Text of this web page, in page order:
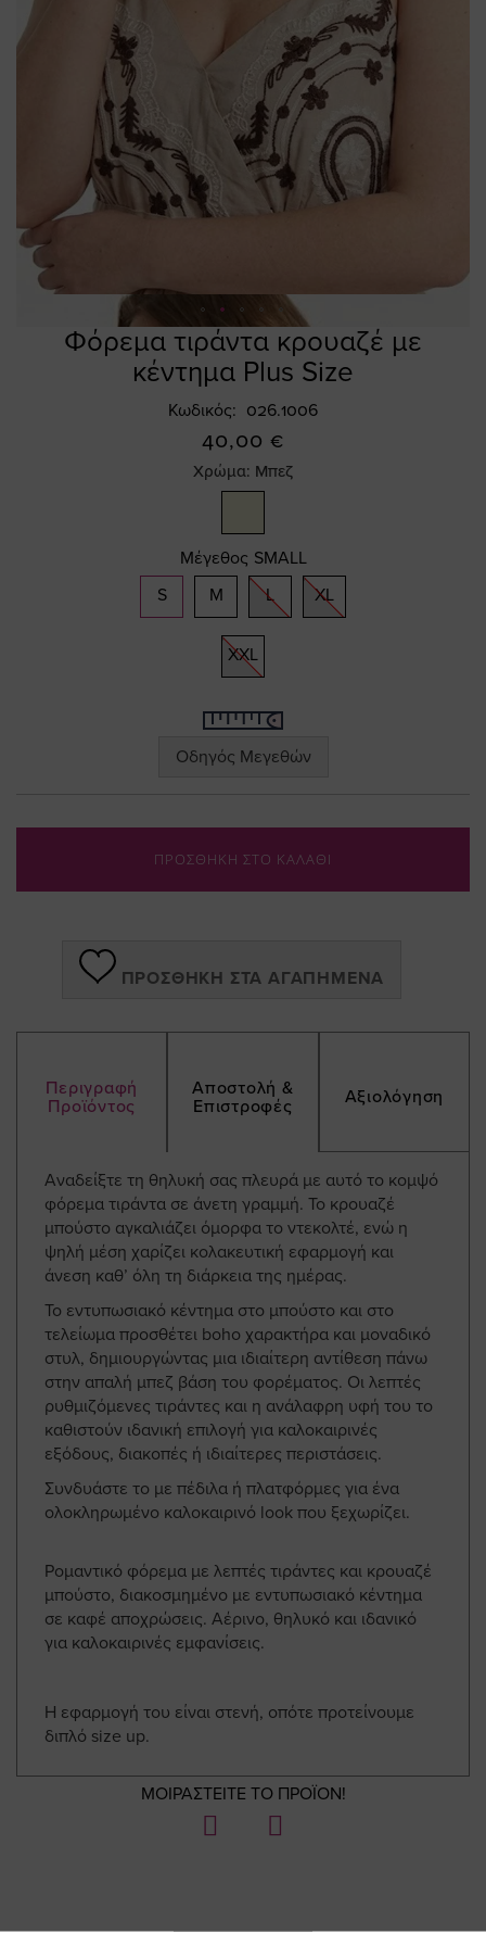
Φόρεμα τιράντα κρουαζέ με
κέντημα Plus Size
Κωδικός 026.1006
40,00 €
Χρώμα: Μπεζ
Μέγεθος SMALL
S
M L XL
XXL
Οδηγός Μεγεθών
ΠΡΟΣΘΗΚΗ ΣΤΟ ΚΑΛΑΘΙ
ΠΡΟΣΘΉΚΗ ΣΤΑ ΑΓΑΠΗΜΈΝΑ
Περιγραφή
Προϊόντος
Αποστολή &
Επιστροφές
Αξιολόγηση
Αναδείξτε τη θηλυκή σας πλευρά με αυτό το κομψό
φόρεμα τιράντα σε άνετη γραμμή. Το κρουαζέ
μπούστο αγκαλιάζει όμορφα το ντεκολτέ, ενώ η
ψηλή μέση χαρίζει κολακευτική εφαρμογή και
άνεση καθ’ όλη τη διάρκεια της ημέρας.
Το εντυπωσιακό κέντημα στο μπούστο και στο
τελείωμα προσθέτει boho χαρακτήρα και μοναδικό
στυλ, δημιουργώντας μια ιδιαίτερη αντίθεση πάνω
στην απαλή μπεζ βάση του φορέματος. Οι λεπτές
ρυθμιζόμενες τιράντες και η ανάλαφρη υφή του το
καθιστούν ιδανική επιλογή για καλοκαιρινές
εξόδους, διακοπές ή ιδιαίτερες περιστάσεις.
Συνδυάστε το με πέδιλα ή πλατφόρμες για ένα
ολοκληρωμένο καλοκαιρινό look που ξεχωρίζει.
Ρομαντικό φόρεμα με λεπτές τιράντες και κρουαζέ
μπούστο, διακοσμημένο με εντυπωσιακό κέντημα
σε καφέ αποχρώσεις. Αέρινο, θηλυκό και ιδανικό
για καλοκαιρινές εμφανίσεις.
Η εφαρμογή του είναι στενή, οπότε προτείνουμε
διπλό size up.
ΜΟΙΡΑΣΤΕΙΤΕ ΤΟ ΠΡΟΪΟΝ!